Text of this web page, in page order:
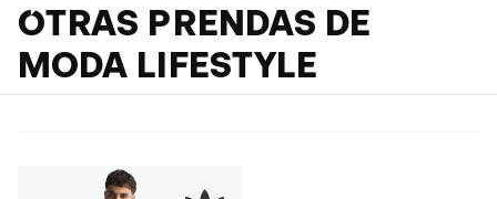
OTRAS PRENDAS DE
MODA LIFESTYLE